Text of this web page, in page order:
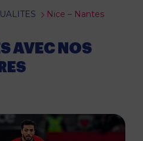
Nice – Nantes
AVEC NOS